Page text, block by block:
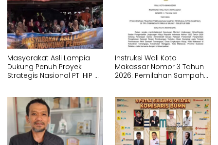
Masyarakat Asli Lampia
Dukung Penuh Proyek
Strategis Nasional PT IHIP di
Instruksi Wali Kota
Makassar Nomor 3 Tahun
2026: Pemilahan Sampah